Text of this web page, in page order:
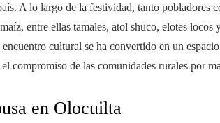
A lo largo de la festividad, tanto pobladores
entre ellas tamales, atol shuco, elotes locos
cultural se ha convertido en un
compromiso de las comunidades rurales por
en Olocuilta